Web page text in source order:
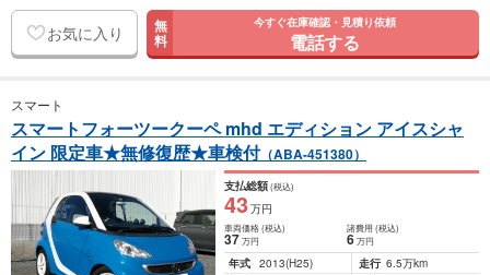
お気に入り 無
料
今すぐ在庫確認・見積り依頼
電話する
スマート
スマートフォーツークーペ mhd エディション アイスシャ
イン 限定車★無修復歴★車検付（ABA-451380）
支払総額(税込)
43万円
車両価格(税込)
37万円
諸費用 (税込)
6 万円
年式 2013(H25) 走行 6.5万km